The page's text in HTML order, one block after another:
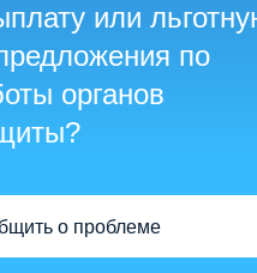
или
по
органов
о проблеме